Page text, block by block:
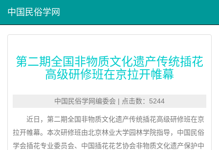
中国民俗学网
第二期全国非物质文化遗产传统插花
高级研修班在京拉开帷幕
中国民俗学网编委会 | 点击数：5244
近日，第二期全国非物质文化遗产传统插花高级研修班在京
拉开帷幕。本次研修班由北京林业大学园林学院指导，中国民俗
学会插花专业委员会、中国插花花艺协会非物质文化遗产保护中